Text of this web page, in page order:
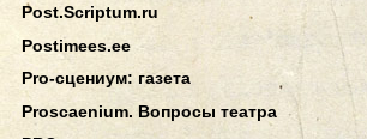
Post.Scriptum.ru
Postimees.ee
Pro-сцениум: газета
Proscaenium. Вопросы театра